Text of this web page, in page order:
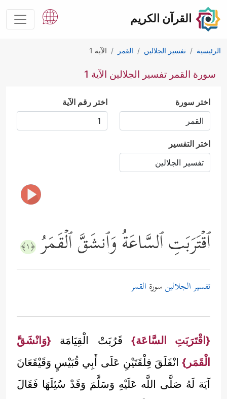
القرآن الكريم
الرئيسية تفسير الجلالين القمر الآية 1
سورة القمر تفسير الجلالين الآية 1
اختر سورة اختر رقم الآية
اختر التفسير
ٱقۡتَرَبَتِ ٱلسَّاعَةُ وَٱنشَقَّ ٱلۡقَمَرُ ﴿١﴾
تفسير الجلالينسورة القمر
{اقْتَرَبَتِ السَّاعَة} قَرُبَتْ الْقِيَامَة {وَانْشَقَّ
الْقَمَر} انْفَلَقَ فِلْقَتَيْنِ عَلَى أَبِي قُبَيْسٍ وَقَيْقَعَانَ
آيَة لَهُ صَلَّى اللَّه عَلَيْهِ وَسَلَّمَ وَقَدْ سُئِلَهَا فَقَالَ